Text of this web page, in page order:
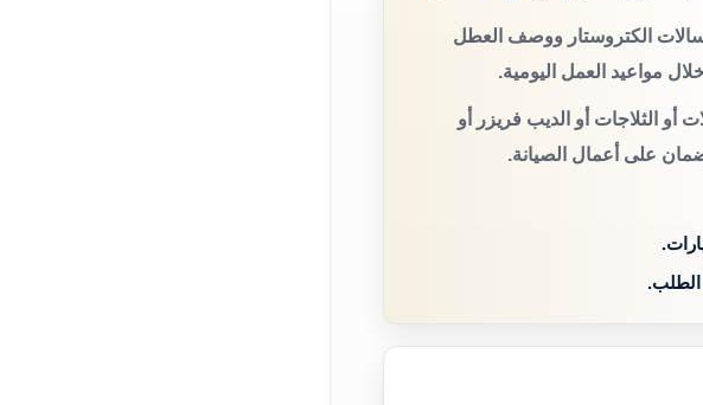
الكتروستار ووصف العطل
مواعيد العمل اليومية.
الثلاجات أو الديب فريزر أو
على أعمال الصيانة.
الطلب.